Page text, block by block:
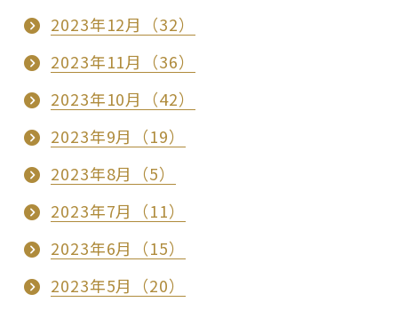
2023年12月（32）
2023年11月（36）
2023年10月（42）
2023年9月（19）
2023年8月（5）
2023年7月（11）
2023年6月（15）
2023年5月（20）